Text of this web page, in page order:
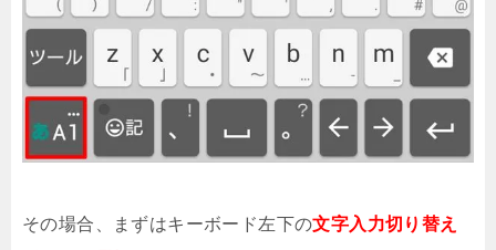
その場合、まずはキーボード左下の文字入力切り替え